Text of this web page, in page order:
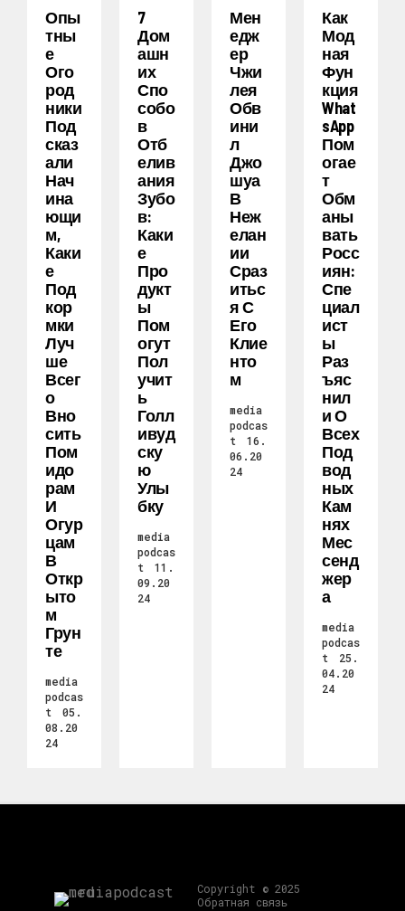
Опы
Тны
Е
Ого
Род
Ники
Под
Сказ
Али
Нач
Ина
Ющи
М,
Каки
Е
Под
Кор
Мки
Луч
Ше
Всег
О
Вно
Сить
Пом
Идо
Рам
И
Огур
Цам
В
Откр
Ыто
М
Грун
Те
media
podcas
t
05.
08.20
24
7
Дом
Ашн
Их
Спо
Собо
В
Отб
Елив
Ания
Зубо
В:
Каки
Е
Про
Дукт
Ы
Пом
Огут
Пол
Учит
Ь
Голл
Ивуд
Ску
Ю
Улы
Бку
media
podcas
t
11.
09.20
24
Мен
Едж
Ер
Чжи
Лея
Обв
Ини
Л
Джо
Шуа
В
Неж
Елан
Ии
Сраз
Итьс
Я С
Его
Клие
Нто
М
media
podcas
t
16.
06.20
24
Как
Мод
Ная
Фун
Кция
What
SApp
Пом
Огае
Т
Обм
Аны
Вать
Росс
Иян:
Спе
Циал
Ист
Ы
Раз
Ъяс
Нил
И О
Всех
Под
Вод
Ных
Кам
Нях
Мес
Сенд
Жер
А
media
podcas
t
25.
04.20
24
Copyright © 2025
Обратная связь